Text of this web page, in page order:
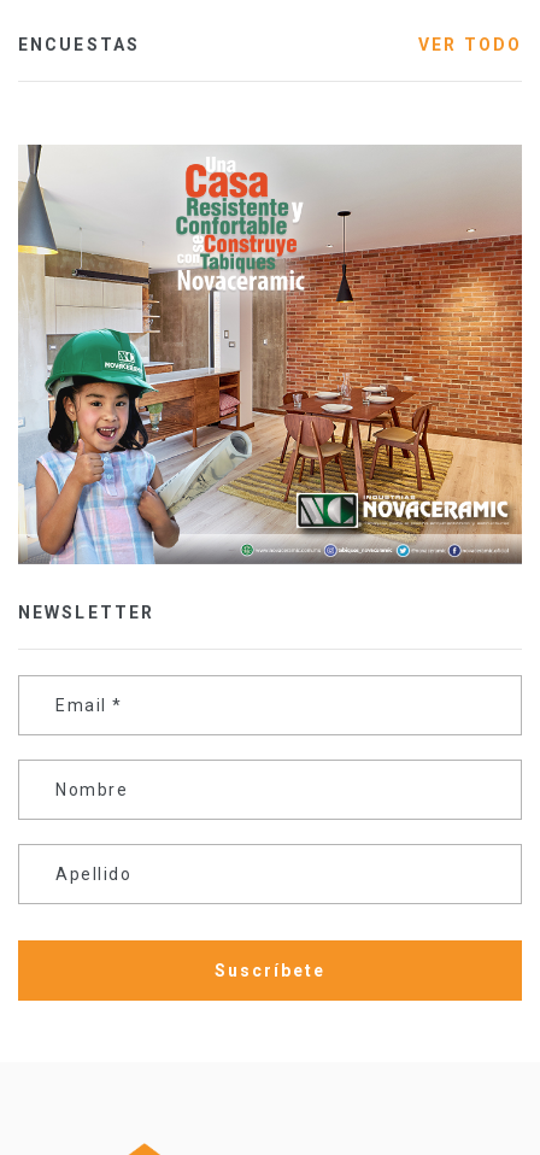
ENCUESTAS VER TODO
NEWSLETTER
Email *
Nombre
Apellido